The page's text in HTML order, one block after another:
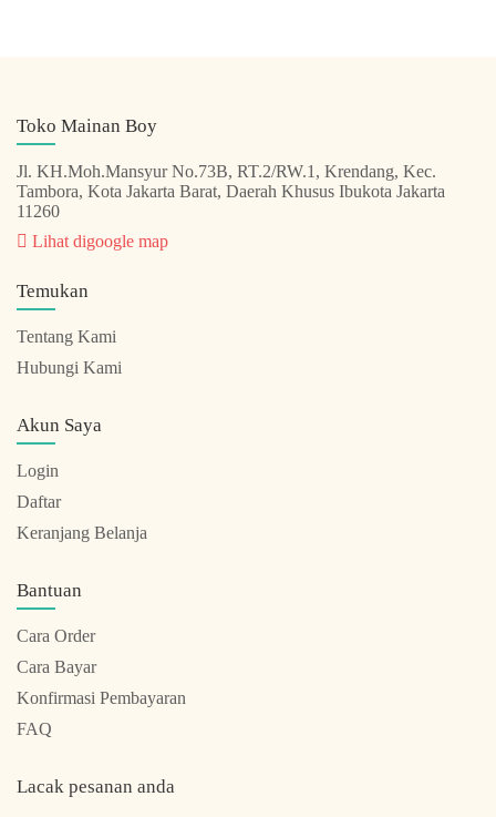
Toko Mainan Boy
Jl. KH.Moh.Mansyur No.73B, RT.2/RW.1, Krendang, Kec.
Tambora, Kota Jakarta Barat, Daerah Khusus Ibukota Jakarta
11260
Lihat digoogle map
Temukan
Tentang Kami
Hubungi Kami
Akun Saya
Login
Daftar
Keranjang Belanja
Bantuan
Cara Order
Cara Bayar
Konfirmasi Pembayaran
FAQ
Lacak pesanan anda